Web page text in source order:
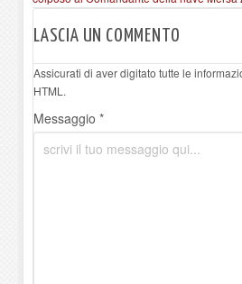
LASCIA UN COMMENTO
Assicurati di aver digitato tutte le
HTML.
Messaggio *